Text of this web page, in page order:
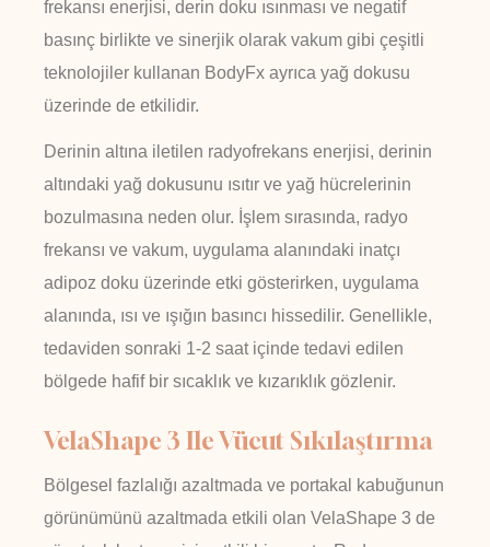
frekansı enerjisi, derin doku ısınması ve negatif
basınç birlikte ve sinerjik olarak vakum gibi çeşitli
teknolojiler kullanan BodyFx ayrıca yağ dokusu
üzerinde de etkilidir.
Derinin altına iletilen radyofrekans enerjisi, derinin
altındaki yağ dokusunu ısıtır ve yağ hücrelerinin
bozulmasına neden olur. İşlem sırasında, radyo
frekansı ve vakum, uygulama alanındaki inatçı
adipoz doku üzerinde etki gösterirken, uygulama
alanında, ısı ve ışığın basıncı hissedilir. Genellikle,
tedaviden sonraki 1-2 saat içinde tedavi edilen
bölgede hafif bir sıcaklık ve kızarıklık gözlenir.
VelaShape 3 Ile Vücut Sıkılaştırma
Bölgesel fazlalığı azaltmada ve portakal kabuğunun
görünümünü azaltmada etkili olan VelaShape 3 de